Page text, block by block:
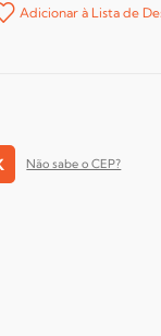
Adicionar à Lista de
Não sabe o CEP?